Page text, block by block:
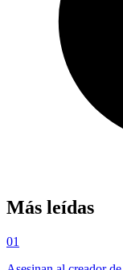
Más leídas
01